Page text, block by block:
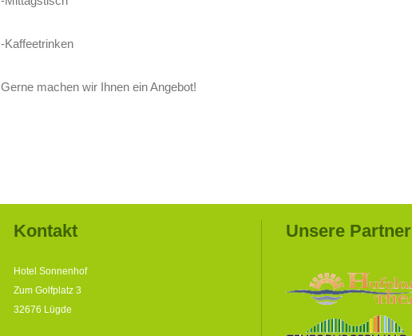
-Kaffeetrinken
Gerne machen wir Ihnen ein Angebot!
Kontakt
Hotel Sonnenhof
Zum Golfplatz 3
32676 Lügde
Unsere Partner